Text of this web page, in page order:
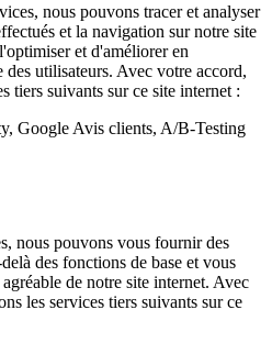
nous pouvons tracer et analyser
et la navigation sur notre site
et d'améliorer en
des utilisateurs. Avec votre accord,
tiers suivants sur ce site internet :
Google Avis clients, A/B-Testing
nous pouvons vous fournir des
des fonctions de base et vous
de notre site internet. Avec
les services tiers suivants sur ce